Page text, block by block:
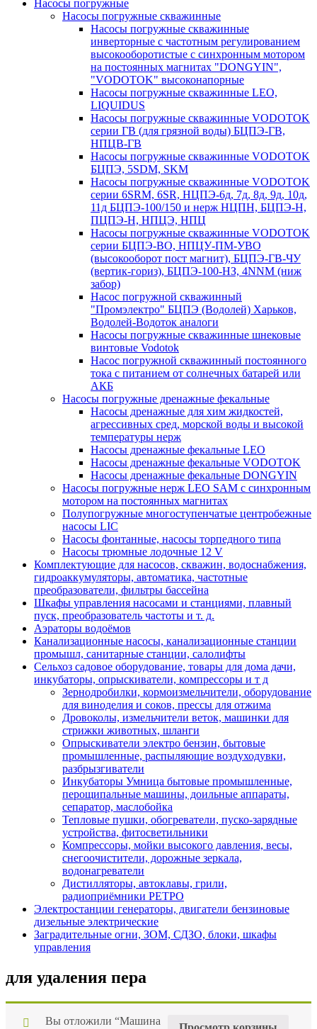
Насосы погружные
Насосы погружные скважинные
Насосы погружные скважинные
инверторные с частотным регулированием
высокооборотистые с синхронным мотором
на постоянных магнитах "DONGYIN",
"VODOTOK" высоконапорные
Насосы погружные скважинные LEO,
LIQUIDUS
Насосы погружные скважинные VODOTOK
серии ГВ (для грязной воды) БЦПЭ-ГВ,
НПЦВ-ГВ
Насосы погружные скважинные VODOTOK
БЦПЭ, 5SDM, SKM
Насосы погружные скважинные VODOTOK
серии 6SRM, 6SR, НЦПЭ-6д, 7д, 8д, 9д, 10д,
11д БЦПЭ-100/150 и нерж НЦПН, БЦПЭ-Н,
ПЦПЭ-Н, НПЦЭ, НПЦ
Насосы погружные скважинные VODOTOK
серии БЦПЭ-ВО, НПЦУ-ПМ-УВО
(высокооборот пост магнит), БЦПЭ-ГВ-ЧУ
(вертик-гориз), БЦПЭ-100-НЗ, 4NNM (ниж
забор)
Насос погружной скважинный
"Промэлектро" БЦПЭ (Водолей) Харьков,
Водолей-Водоток аналоги
Насосы погружные скважинные шнековые
винтовые Vodotok
Насос погружной скважинный постоянного
тока с питанием от солнечных батарей или
АКБ
Насосы погружные дренажные фекальные
Насосы дренажные для хим жидкостей,
агрессивных сред, морской воды и высокой
температуры нерж
Насосы дренажные фекальные LEO
Насосы дренажные фекальные VODOTOK
Насосы дренажные фекальные DONGYIN
Насосы погружные нерж LEO SAM с синхронным
мотором на постоянных магнитах
Полупогружные многоступенчатые центробежные
насосы LIC
Насосы фонтанные, насосы торпедного типа
Насосы трюмные лодочные 12 V
Комплектующие для насосов, скважин, водоснабжения,
гидроаккумуляторы, автоматика, частотные
преобразователи, фильтры бассейна
Шкафы управления насосами и станциями, плавный
пуск, преобразователь частоты и т. д.
Аэраторы водоёмов
Канализационные насосы, канализационные станции
промышл, санитарные станции, салолифты
Сельхоз садовое оборудование, товары для дома дачи,
инкубаторы, опрыскиватели, компрессоры и т д
Зернодробилки, кормоизмельчители, оборудование
для виноделия и соков, прессы для отжима
Дровоколы, измельчители веток, машинки для
стрижки животных, шланги
Опрыскиватели электро бензин, бытовые
промышленные, распыляющие воздуходувки,
разбрызгиватели
Инкубаторы Умница бытовые промышленные,
перощипальные машины, доильные аппараты,
сепаратор, маслобойка
Тепловые пушки, обогреватели, пуско-зарядные
устройства, фитосветильники
Компрессоры, мойки высокого давления, весы,
снегоочистители, дорожные зеркала,
водонагреватели
Дистилляторы, автоклавы, грили,
радиоприёмники РЕТРО
Электростанции генераторы, двигатели бензиновые
дизельные электрические
Заградительные огни, ЗОМ, СДЗО, блоки, шкафы
управления
для удаления пера
Вы отложили “Машина